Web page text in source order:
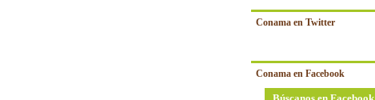
Conama en Twitter
Conama en Facebook